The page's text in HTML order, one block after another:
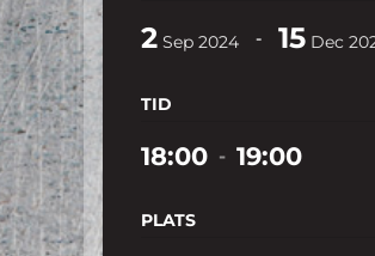
2 Sep 2024 - 15 Dec
TID
18:00 - 19:00
PLATS